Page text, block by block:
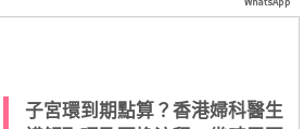
子宮環到期點算？香港婦科醫生